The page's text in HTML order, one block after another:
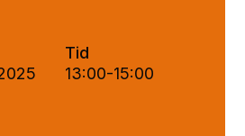
Tid
13:00-15:00